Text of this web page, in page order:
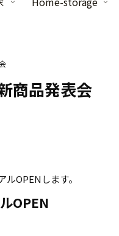
商品発表会
OPENします。
OPEN